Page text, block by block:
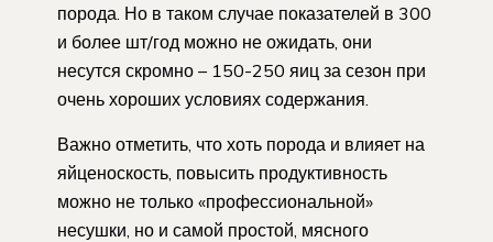
порода. Но в таком случае показателей в 300
и более шт/год можно не ожидать, они
несутся скромно – 150-250 яиц за сезон при
очень хороших условиях содержания.
Важно отметить, что хоть порода и влияет на
яйценоскость, повысить продуктивность
можно не только «профессиональной»
несушки, но и самой простой, мясного